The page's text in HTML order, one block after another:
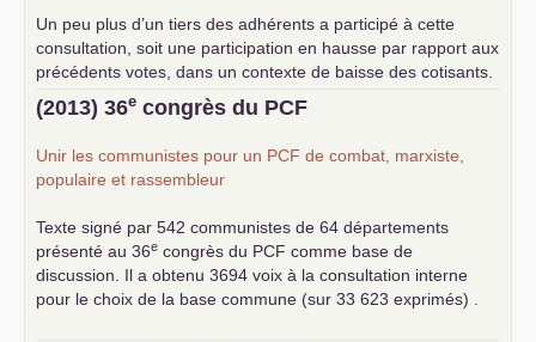
Un peu plus d’un tiers des adhérents a participé à cette
consultation, soit une participation en hausse par rapport aux
précédents votes, dans un contexte de baisse des cotisants.
... lire la suite
(2013) 36e congrès du PCF
Unir les communistes pour un PCF de combat, marxiste,
populaire et rassembleur
Texte signé par 542 communistes de 64 départements
présenté au 36e congrès du PCF comme base de
discussion. Il a obtenu 3694 voix à la consultation interne
pour le choix de la base commune (sur 33 623 exprimés) .